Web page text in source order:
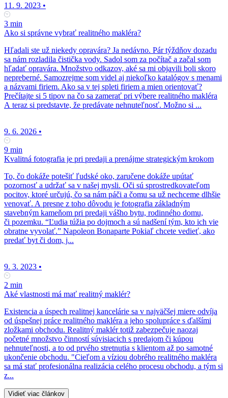
11. 9. 2023 •
3 min
Ako si správne vybrať realitného makléra?
Hľadali ste už niekedy opravára? Ja nedávno. Pár týždňov dozadu
sa nám rozladila čistička vody. Sadol som za počítač a začal som
hľadať opravára. Množstvo odkazov, aké sa mi objavili boli skoro
nepreberné. Samozrejme som videl aj niekoľko katalógov s menami
a názvami firiem. Ako sa v tej spleti firiem a mien orientovať?
Prečítajte si 5 tipov na čo sa zamerať pri výbere realitného makléra
A teraz si predstavte, že predávate nehnuteľnosť. Možno si ...
9. 6. 2026 •
9 min
Kvalitná fotografia je pri predaji a prenájme strategickým krokom
To, čo dokáže potešiť ľudské oko, zaručene dokáže upútať
pozornosť a udržať sa v našej mysli. Oči sú sprostredkovateľom
pocitov, ktoré určujú, čo sa nám páči a čomu sa už nechceme dlhšie
venovať. A presne z toho dôvodu je fotografia základným
stavebným kameňom pri predaji vášho bytu, rodinného domu,
či pozemku. “Ľudia túžia po dojmoch a sú nadšení tým, kto ich vie
obratne vyvolať.” Napoleon Bonaparte Pokiaľ chcete vedieť, ako
predať byt či dom, j...
9. 3. 2023 •
2 min
Aké vlastnosti má mať realitný maklér?
Existencia a úspech realitnej kancelárie sa v najväčšej miere odvíja
od úspešnej práce realitného makléra a jeho spolupráce s ďalšími
zložkami obchodu. Realitný maklér totiž zabezpečuje naozaj
početné množstvo činností súvisiacich s predajom či kúpou
nehnuteľnosti, a to od prvého stretnutia s klientom až po samotné
ukončenie obchodu. "Cieľom a víziou dobrého realitného makléra
sa má stať profesionálna realizácia celého procesu obchodu, a tým si
z...
Vidieť viac článkov